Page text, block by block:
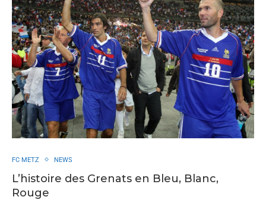
FC METZ NEWS
L’histoire des Grenats en Bleu, Blanc,
Rouge